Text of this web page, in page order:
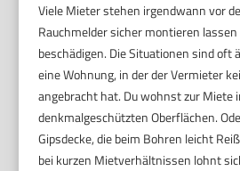
Viele Mieter stehen irgendwann vor
Rauchmelder sicher montieren lassen
beschädigen. Die Situationen sind oft
eine Wohnung, in der der Vermieter
angebracht hat. Du wohnst zur Miete
denkmalgeschützten Oberflächen.
Gipsdecke, die beim Bohren leicht
bei kurzen Mietverhältnissen lohnt